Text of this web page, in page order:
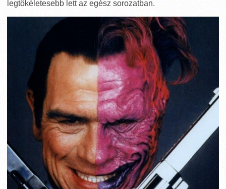
legtökéletesebb lett az egész sorozatban.